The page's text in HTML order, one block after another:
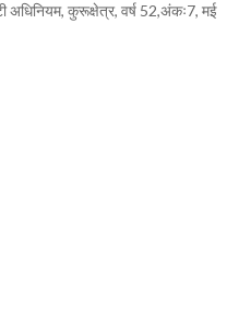
अधिनियम, कुरूक्षेत्र, वर्ष 52,अंकः7, मई